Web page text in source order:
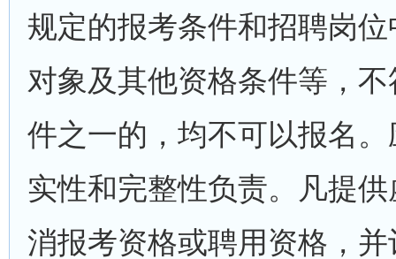
规定的报考条件和招聘岗
对象及其他资格条件等，
件之一的，均不可以报名
实性和完整性负责。凡提
消报考资格或聘用资格，